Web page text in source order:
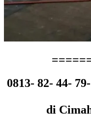
0813- 82- 44-
di